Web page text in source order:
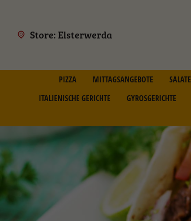
Store: Elsterwerda
PIZZA MITTAGSANGEBOTE SALATE
ITALIENISCHE GERICHTE
GYROSGERICHTE